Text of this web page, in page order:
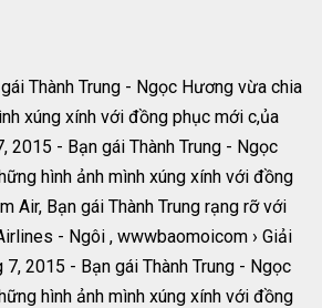
Thành Trung - Ngọc Hương vừa chia
xúng xính với đồng phục mới c,ủa
2015 - Bạn gái Thành Trung - Ngọc
hình ảnh mình xúng xính với đồng
Air, Bạn gái Thành Trung rạng rỡ với
- Ngôi , wwwbaomoicom › Giải
7, 2015 - Bạn gái Thành Trung - Ngọc
hình ảnh mình xúng xính với đồng